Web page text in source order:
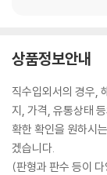
상품정보안내
직수입외서의 경우,
지, 가격, 유통상태
확한 확인을 원하시
겠습니다.
(판형과 판수 등이